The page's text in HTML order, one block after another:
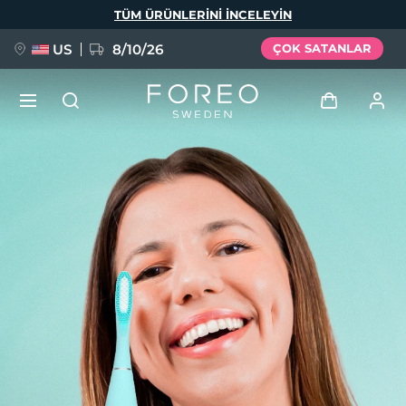
TÜM ÜRÜNLERINI INCELEYIN
US 8/10/26 ÇOK SATANLAR
Kullanici profi̇li̇
Cihazlarım
Siparişlerim
Adresim
Aboneliklerim
FAQ™ Pure Beauty-Tech Elixir
BREAKING NEWS
issa™ Teeth Whitening Set
Dil Seçimi
Deutsch
Español
Français
Italiano
Português
Svenska
Русский
简体中文 繁體中文